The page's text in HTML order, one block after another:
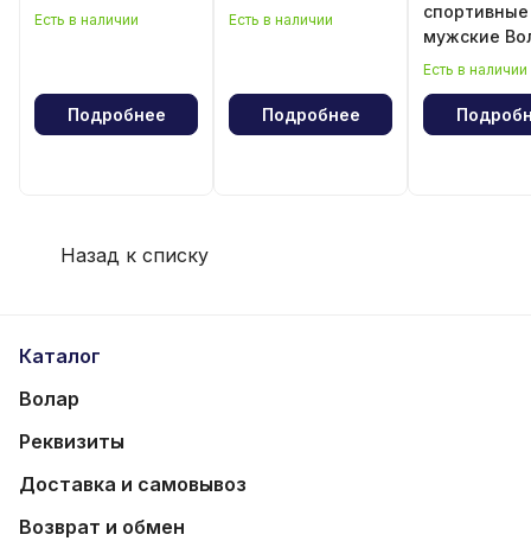
Есть в наличии
Подробнее
Есть в наличии
Подробнее
спортивные
мужские
Есть в наличии
Назад к списку
Каталог
Волар
Реквизиты
Доставка и самовывоз
Возврат и обмен